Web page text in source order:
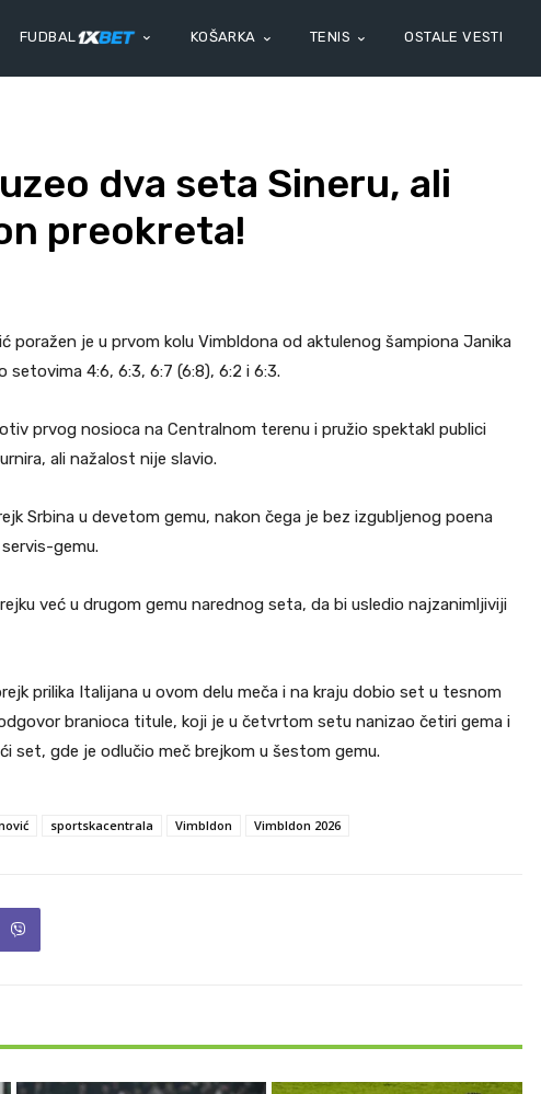
FUDBAL KOŠARKA TENIS OSTALE VESTI
dva seta Sineru, ali
preokreta!
poražen je u prvom kolu Vimbldona od aktulenog šampiona Janika
setovima 4:6, 6:3, 6:7 (6:8), 6:2 i 6:3.
prvog nosioca na Centralnom terenu i pružio spektakl publici
ali nažalost nije slavio.
Srbina u devetom gemu, nakon čega je bez izgubljenog poena
gemu.
već u drugom gemu narednog seta, da bi usledio najzanimljiviji
prilika Italijana u ovom delu meča i na kraju dobio set u tesnom
branioca titule, koji je u četvrtom setu nanizao četiri gema i
set, gde je odlučio meč brejkom u šestom gemu.
sportskacentrala Vimbldon Vimbldon 2026